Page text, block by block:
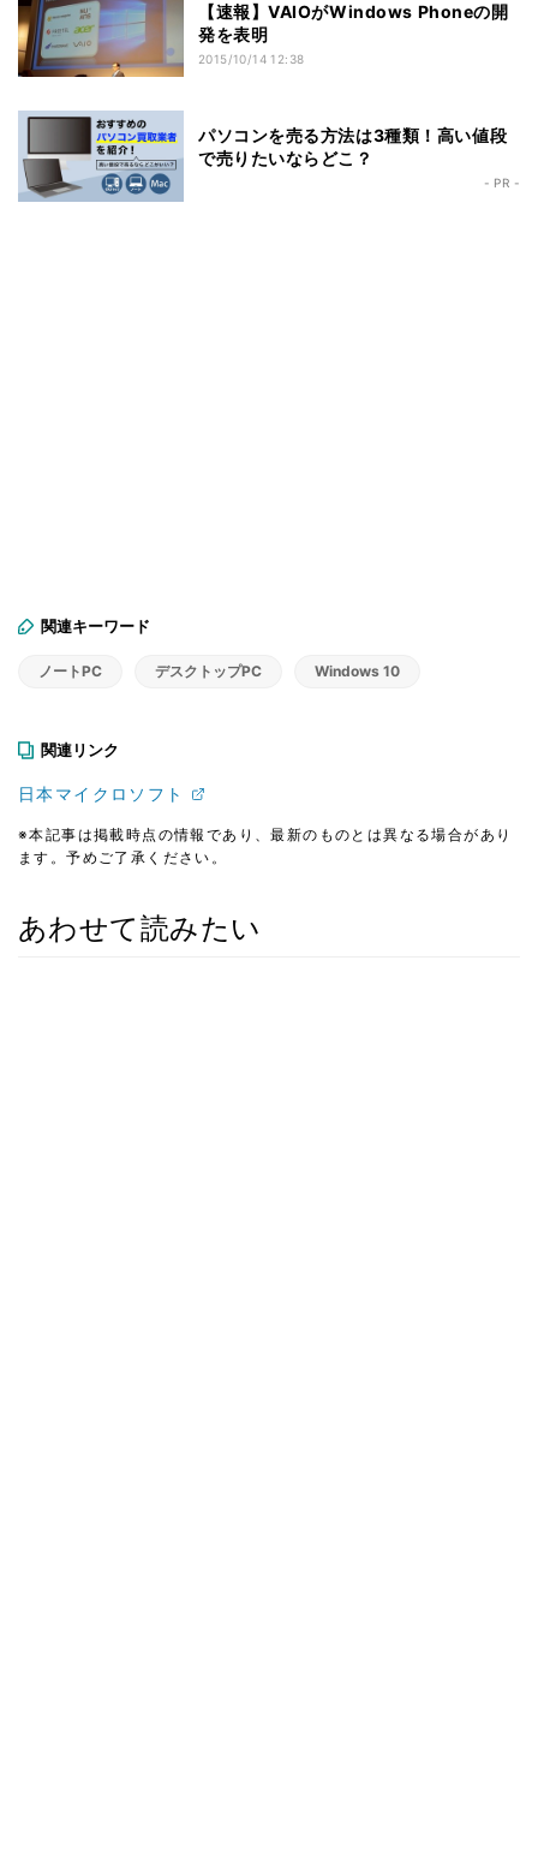
【速報】VAIOがWindows Phoneの開
発を表明
2015/10/14 12:38
パソコンを売る方法は3種類！高い値段
で売りたいならどこ？
- PR -
関連キーワード
ノートPC デスクトップPC Windows 10
関連リンク
日本マイクロソフト
※本記事は掲載時点の情報であり、最新のものとは異なる場合があり
ます。予めご了承ください。
あわせて読みたい